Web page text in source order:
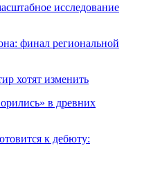
исследование
финал региональной
хотят изменить
в древних
к дебюту: